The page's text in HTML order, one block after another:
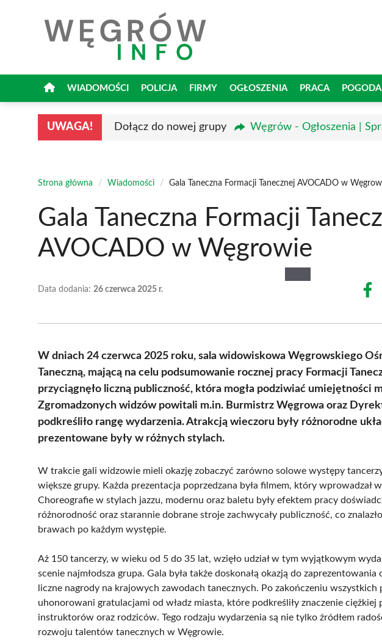
WIADOMOŚCI POLICJA FIRMY OGŁOSZENIA PRACA POGODA
UWAGA! Dołącz do nowej grupy Węgrów - Ogłoszenia |
Strona główna / Wiadomości / Gala Taneczna Formacji Tanecznej AVOCADO w
Gala Taneczna Formacji
AVOCADO w Węgrowie
Data dodania: 26 czerwca 2025 r.
W dniach 24 czerwca 2025 roku, sala widowiskowa Węgrowskiego
Taneczną, mającą na celu podsumowanie rocznej pracy Formacji
przyciągnęło liczną publiczność, która mogła podziwiać umiejętności
Zgromadzonych widzów powitali m.in. Burmistrz Węgrowa oraz
podkreśliło rangę wydarzenia. Atrakcją wieczoru były różnorodne
prezentowane były w różnych stylach.
W trakcie gali widzowie mieli okazję zobaczyć zarówno solowe występy
większe grupy. Każda prezentacja poprzedzana była filmem, który wprowadzał
Choreografie w stylach jazzu, modernu oraz baletu były efektem pracy
różnorodność oraz starannie dobrane stroje zachwycały publiczność, co
brawach po każdym występie.
Aż 150 tancerzy, w wieku od 5 do 35 lat, wzięło udział w tym wyjątkowym
scenie najmłodsza grupa. Gala była także doskonałą okazją do
liczne nagrody na krajowych zawodach tanecznych. Po zakończeniu wszystkich
uhonorowani gratulacjami od władz miasta, które podkreśliły znaczenie
instruktorów oraz rodziców. Tego rodzaju wydarzenia są nie tylko źródłem
rozwoju talentów tanecznych w Węgrowie.